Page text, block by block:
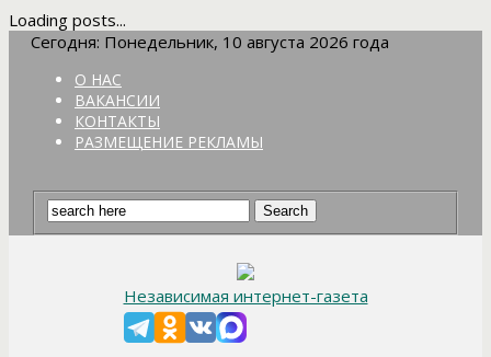
Loading posts...
Сегодня: Понедельник, 10 августа 2026 года
О НАС
ВАКАНСИИ
КОНТАКТЫ
РАЗМЕЩЕНИЕ РЕКЛАМЫ
Независимая интернет-газета